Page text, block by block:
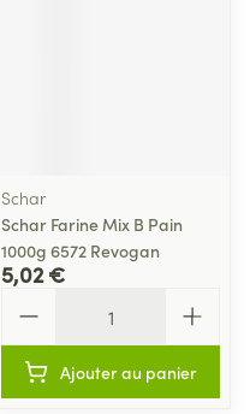
Schar
Schar Farine Mix B Pain
1000g 6572 Revogan
5,02 €
Ajouter au panier